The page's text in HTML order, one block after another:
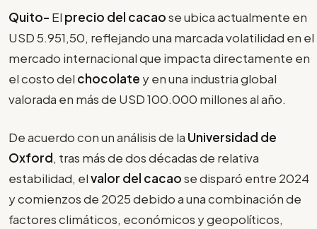
Quito- El precio del cacaose ubica actualmente en
USD 5.951,50, reflejando una marcada volatilidad en el
mercado internacional que impacta directamente en
el costo del chocolate y en una industria global
valorada en más de USD 100.000 millones al año.
De acuerdo con un análisis de la Universidad de
Oxford, tras más de dos décadas de relativa
estabilidad, elvalor del cacaose disparó entre 2024
y comienzos de 2025 debido a una combinación de
factores climáticos, económicos y geopolíticos,